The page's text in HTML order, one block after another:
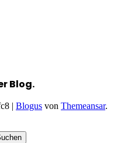
Blog.
| Blogus von Themeansar.